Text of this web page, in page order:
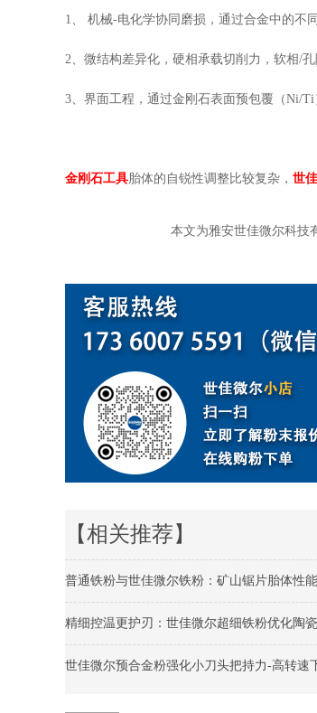
1、 机械-电化学协同磨损，通过合金中的不同
2、 微结构差异化，硬相承载切削力，软相/
3、 界面工程，通过金刚石表面预包覆 （Ni/Ti
金刚石工具胎体的自锐性调整比较复杂， 世
本文为雅安世佳微尔科技
【相关推荐】
普通铁粉与世佳微尔铁粉：矿山锯片胎体性
精细控温更护刃：世佳微尔超细铁粉优化陶
世佳微尔预合金粉强化小刀头把持力-高转速